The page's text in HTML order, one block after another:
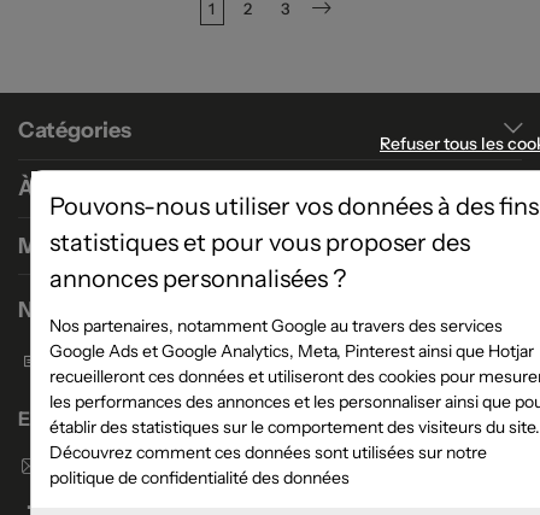
1 2 3 Suivant
Catégories
À propos
Magasins
Nous contacter
Formulaire de contact
Enseigne Atlas Home
Envoyer un email
Refuser tous les
Pouvons-nous utiliser vos données à des fins
statistiques et pour vous proposer des
annonces personnalisées ?
Nos partenaires, notamment Google au travers des services
Google Ads et Google Analytics, Meta, Pinterest ainsi que Hotjar
recueilleront ces données et utiliseront des cookies pour
les performances des annonces et les personnaliser ainsi que
établir des statistiques sur le comportement des visiteurs du site.
Découvrez comment ces données sont utilisées sur notre
politique de confidentialité des données